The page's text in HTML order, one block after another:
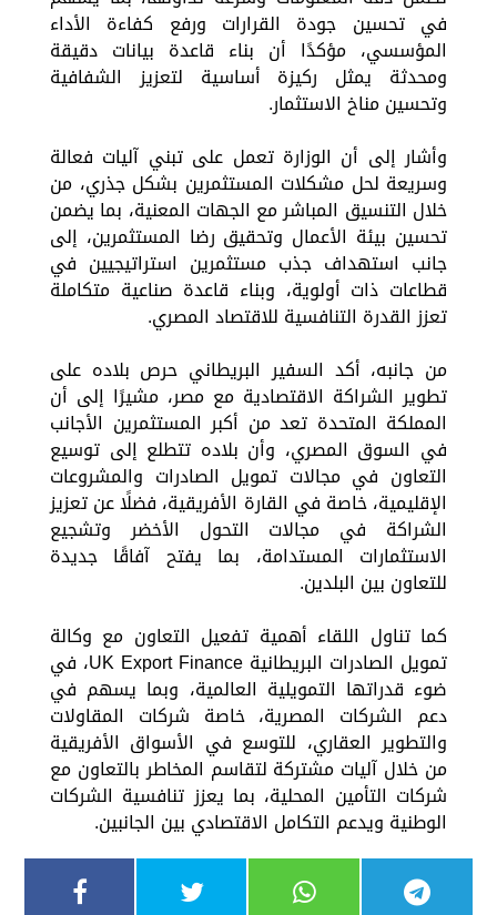
في تحسين جودة القرارات ورفع كفاءة الأداء
المؤسسي، مؤكدًا أن بناء قاعدة بيانات دقيقة
ومحدثة يمثل ركيزة أساسية لتعزيز الشفافية
وتحسين مناخ الاستثمار.
وأشار إلى أن الوزارة تعمل على تبني آليات فعالة
وسريعة لحل مشكلات المستثمرين بشكل جذري، من
خلال التنسيق المباشر مع الجهات المعنية، بما يضمن
تحسين بيئة الأعمال وتحقيق رضا المستثمرين، إلى
جانب استهداف جذب مستثمرين استراتيجيين في
قطاعات ذات أولوية، وبناء قاعدة صناعية متكاملة
تعزز القدرة التنافسية للاقتصاد المصري.
من جانبه، أكد السفير البريطاني حرص بلاده على
تطوير الشراكة الاقتصادية مع مصر، مشيرًا إلى أن
المملكة المتحدة تعد من أكبر المستثمرين الأجانب
في السوق المصري، وأن بلاده تتطلع إلى توسيع
التعاون في مجالات تمويل الصادرات والمشروعات
الإقليمية، خاصة في القارة الأفريقية، فضلًا عن تعزيز
الشراكة في مجالات التحول الأخضر وتشجيع
الاستثمارات المستدامة، بما يفتح آفاقًا جديدة
للتعاون بين البلدين.
كما تناول اللقاء أهمية تفعيل التعاون مع وكالة
تمويل الصادرات البريطانية UK Export Finance، في
ضوء قدراتها التمويلية العالمية، وبما يسهم في
دعم الشركات المصرية، خاصة شركات المقاولات
والتطوير العقاري، للتوسع في الأسواق الأفريقية
من خلال آليات مشتركة لتقاسم المخاطر بالتعاون مع
شركات التأمين المحلية، بما يعزز تنافسية الشركات
الوطنية ويدعم التكامل الاقتصادي بين الجانبين.